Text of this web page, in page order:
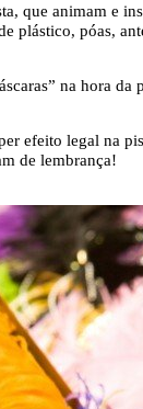
que animam e
plástico, póas,
na hora da
efeito legal na
de lembrança!